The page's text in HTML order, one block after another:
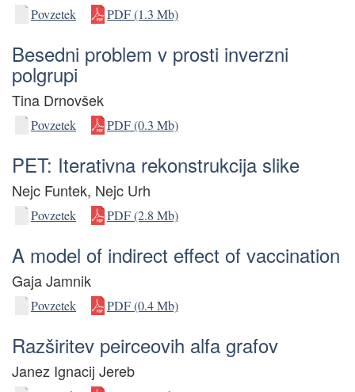
Povzetek PDF (1.3 Mb)
Besedni problem v prosti inverzni
polgrupi
Tina Drnovšek
Povzetek PDF (0.3 Mb)
PET: Iterativna rekonstrukcija slike
Nejc Funtek, Nejc Urh
Povzetek PDF (2.8 Mb)
A model of indirect effect of vaccination
Gaja Jamnik
Povzetek PDF (0.4 Mb)
Razširitev peirceovih alfa grafov
Janez Ignacij Jereb